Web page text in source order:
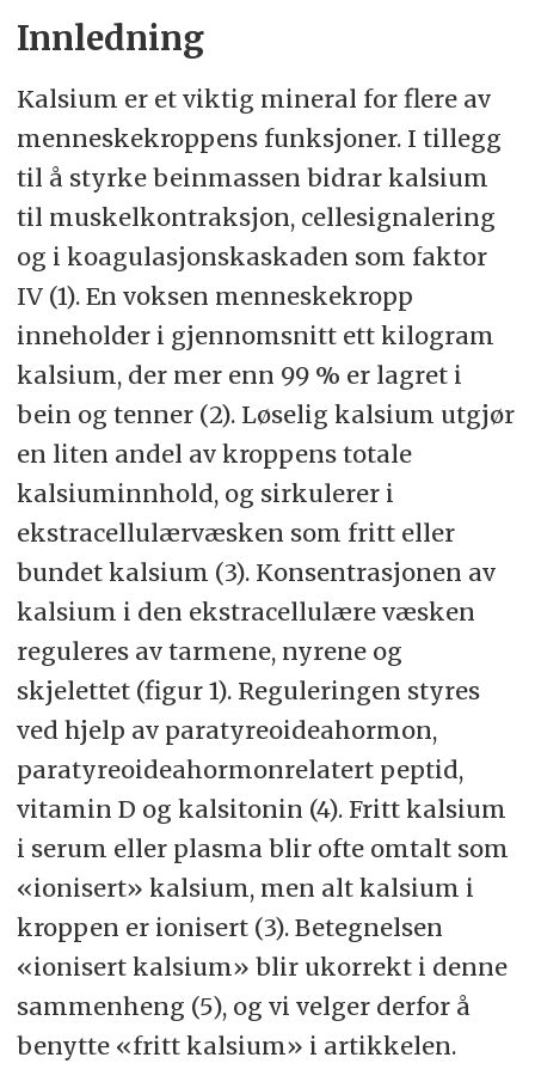
brukt til å ana­ly­se­re kon­sen­tra­sjo­
nen av fritt kal­si­um. Vi sat­te krav til
rik­tig­het, pre­si­sjon og nøy­ak­tig­het
ba­sert på West­gaard-kri­te­ri­e­ne. Vi
ut­før­te sta­tis­tis­ke tes­ter på dif­fe­ran­
se­ne mel­lom prø­ve­røre­ne.
Resultater og konklusjon:Re­sul­ta­
te­ne vis­te en sy­ste­ma­tisk la­ve­re kon­
sen­tra­sjon av fritt kal­si­um i halv­ful­le
prø­ve­rør. Et halv­fullt prø­ve­rør gir en
sta­tis­tisk sig­ni­fi­kant for­skjell i kon­
sen­tra­sjo­nen av fritt kal­si­um, sam­
men­lig­net med et fullt prø­ve­rør, og
denne for­skjel­len har en kli­nisk be­
tyd­ning.
Innledning
Kalsium er et viktig mineral for flere av
menneskekroppens funksjoner. I tillegg
til å styrke beinmassen bidrar kalsium
til muskelkontraksjon, cellesignalering
og i koagulasjonskaskaden som faktor
IV (1). En voksen menneskekropp
inneholder i gjennomsnitt ett kilogram
kalsium, der mer enn 99 % er lagret i
bein og tenner (2). Løselig kalsium utgjør
en liten andel av kroppens totale
kalsiuminnhold, og sirkulerer i
ekstracellulærvæsken som fritt eller
bundet kalsium (3). Konsentrasjonen av
kalsium i den ekstracellulære væsken
reguleres av tarmene, nyrene og
skjelettet (figur 1). Reguleringen styres
ved hjelp av paratyreoideahormon,
paratyreoideahormonrelatert peptid,
vitamin D og kalsitonin (4). Fritt kalsium
i serum eller plasma blir ofte omtalt som
«ionisert» kalsium, men alt kalsium i
kroppen er ionisert (3). Betegnelsen
«ionisert kalsium» blir ukorrekt i denne
sammenheng (5), og vi velger derfor å
benytte «fritt kalsium» i artikkelen.